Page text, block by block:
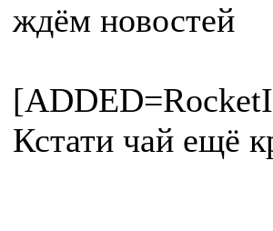
ждём новостей
Кстати чай ещё